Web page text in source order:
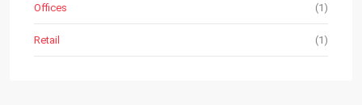
Offices (1)
Retail (1)